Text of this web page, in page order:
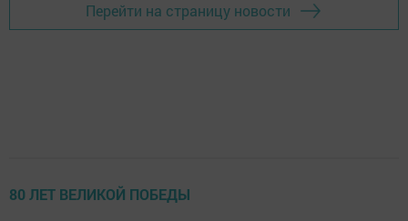
Перейти на страницу новости
80 ЛЕТ ВЕЛИКОЙ ПОБЕДЫ